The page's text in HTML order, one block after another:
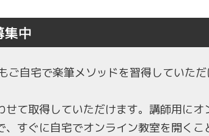
集中
ご自宅で楽筆メソッドを習得していただ
て取得していただけます。講師用にオ
すぐに自宅でオンライン教室を開くこ